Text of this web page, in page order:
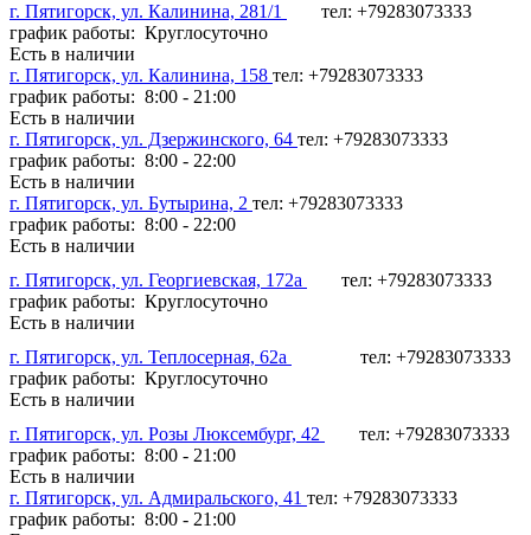
г. Пятигорск, ул. Калинина, 281/1
тел: +79283073333
график работы: Круглосуточно
Есть в наличии
г. Пятигорск, ул. Калинина, 158 тел: +79283073333
график работы: 8:00 - 21:00
Есть в наличии
г. Пятигорск, ул. Дзержинского, 64 тел: +79283073333
график работы: 8:00 - 22:00
Есть в наличии
г. Пятигорск, ул. Бутырина, 2 тел: +79283073333
график работы: 8:00 - 22:00
Есть в наличии
г. Пятигорск, ул. Георгиевская, 172а
тел: +79283073333
график работы: Круглосуточно
Есть в наличии
г. Пятигорск, ул. Теплосерная, 62а
тел: +79283073333
график работы: Круглосуточно
Есть в наличии
г. Пятигорск, ул. Розы Люксембург, 42
тел: +79283073333
график работы: 8:00 - 21:00
Есть в наличии
г. Пятигорск, ул. Адмиральского, 41 тел: +79283073333
график работы: 8:00 - 21:00